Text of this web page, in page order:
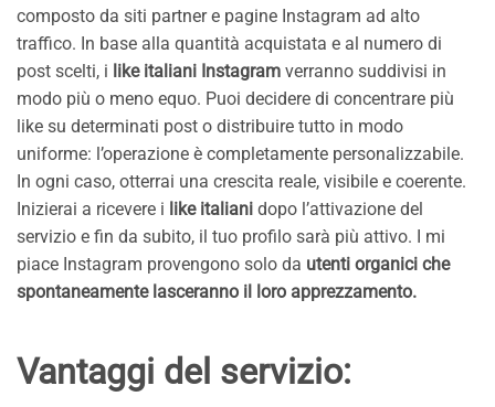
composto da siti partner e pagine Instagram ad alto
traffico. In base alla quantità acquistata e al numero di
post scelti, i like italiani Instagram verranno suddivisi in
modo più o meno equo. Puoi decidere di concentrare più
like su determinati post o distribuire tutto in modo
uniforme: l’operazione è completamente personalizzabile.
In ogni caso, otterrai una crescita reale, visibile e coerente.
Inizierai a ricevere i like italiani dopo l’attivazione del
servizio e fin da subito, il tuo profilo sarà più attivo. I mi
piace Instagram provengono solo da utenti organici che
spontaneamente lasceranno il loro apprezzamento.
Vantaggi del servizio: